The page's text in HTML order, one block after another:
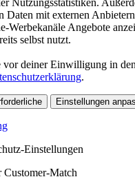
Nutzungsstatistiken.
Daten mit externen
Werbekanäle Angebote
selbst nutzt.
deiner Einwilligung in
.
Einstellungen
Einstellungen
Customer-Match